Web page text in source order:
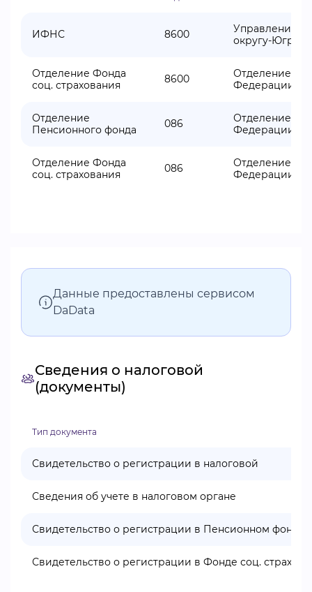
ИФНС 8600
Управление
округу-Югре
Отделение Фонда
соц. страхования
8600
Отделение
Федерации по
Отделение
Пенсионного фонда
086
Отделение
Федерации по
Отделение Фонда
соц. страхования
086
Отделение
Федерации по
Данные предоставлены сервисом
DaData
Сведения о налоговой
(документы)
Тип документа
Свидетельство о регистрации в налоговой
Сведения об учете в налоговом органе
Свидетельство о регистрации в Пенсионном фонде
Свидетельство о регистрации в Фонде соц.